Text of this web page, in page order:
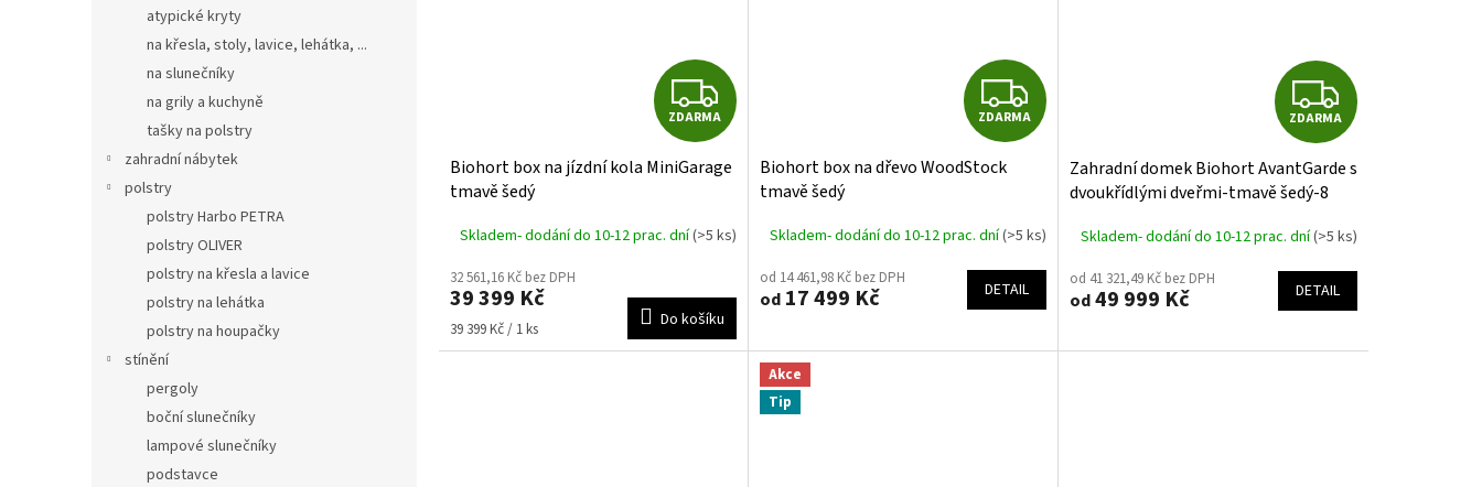
atypické kryty
na křesla, stoly, lavice, lehátka, ...
na slunečníky
na grily a kuchyně
tašky na polstry
zahradní nábytek
polstry
polstry Harbo PETRA
polstry OLIVER
polstry na křesla a lavice
polstry na lehátka
polstry na houpačky
stínění
pergoly
boční slunečníky
lampové slunečníky
podstavce
Z
D
A
R
A
ZDARMA
Biohort box na jízdní kola MiniGarage
tmavě šedý
Skladem- dodání do 10-12 prac. dní(>5 ks)
32 561,16 Kč bez DPH
39 399 Kč
Měrná
cena:
39 399 Kč / 1 ks Do košíku
Z
D
R
M
A
ZDARMA
Biohort box na dřevo WoodStock
tmavě šedý
Skladem- dodání do 10-12 prac. dní(>5 ks)
od 14 461,98 Kč bez DPH
od17 499 Kč DETAIL
Z
D
A
R
M
A
ZDARMA
Zahradní domek Biohort AvantGarde s
dvoukřídlými dveřmi-tmavě šedý-8
Skladem- dodání do 10-12 prac. dní(>5 ks)
od 41 321,49 Kč bez DPH
od49 999 Kč DETAIL
Akce
Tip